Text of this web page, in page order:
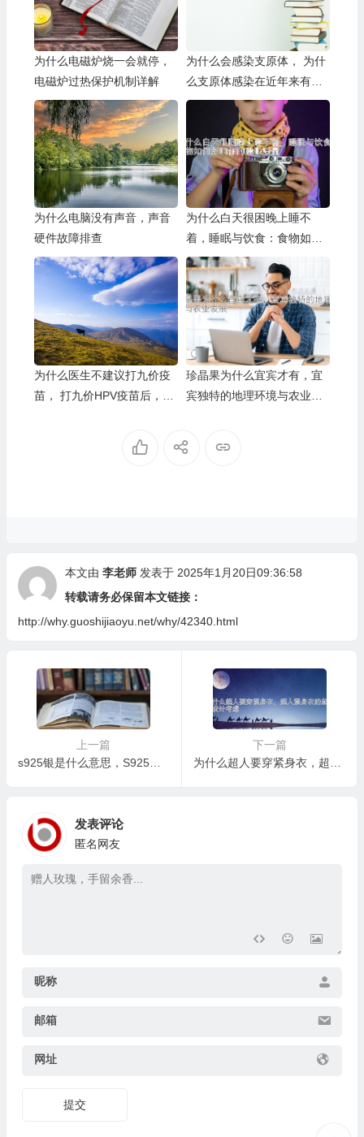
为什么电磁炉烧一会就停，
电磁炉过热保护机制详解
为什么会感染支原体， 为什
么支原体感染在近年来有增
多趋势？
为什么电脑没有声音，声音
硬件故障排查
为什么白天很困晚上睡不
着，睡眠与饮食：食物如何
影响你的睡眠质量
为什么医生不建议打九价疫
苗， 打九价HPV疫苗后，还
珍晶果为什么宜宾才有，宜
宾独特的地理环境与农业发
本文由 李老师发表于 2025年1月20日09:36:58
转载请务必保留本文链接：
http://why.guoshijiaoyu.net/why/42340.html
上一篇
s925银是什么意思，S925银饰品应该如何选择？
下一篇
发表评论
匿名网友
昵称
邮箱
网址
提交